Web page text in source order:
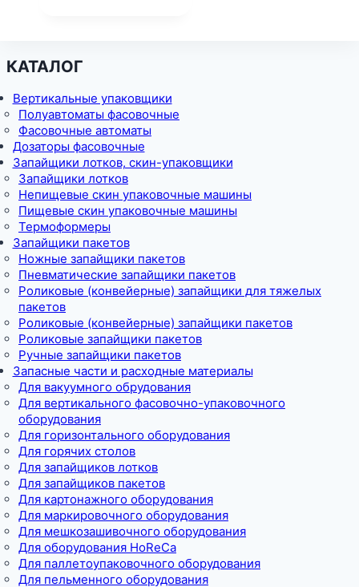
КАТАЛОГ
Вертикальные упаковщики
Полуавтоматы фасовочные
Фасовочные автоматы
Дозаторы фасовочные
Запайщики лотков, скин-упаковщики
Запайщики лотков
Непищевые скин упаковочные машины
Пищевые скин упаковочные машины
Термоформеры
Запайщики пакетов
Ножные запайщики пакетов
Пневматические запайщики пакетов
Роликовые (конвейерные) запайщики для тяжелых
пакетов
Роликовые (конвейерные) запайщики пакетов
Роликовые запайщики пакетов
Ручные запайщики пакетов
Запасные части и расходные материалы
Для вакуумного обрудования
Для вертикального фасовочно-упаковочного
оборудования
Для горизонтального оборудования
Для горячих столов
Для запайщиков лотков
Для запайщиков пакетов
Для картонажного оборудования
Для маркировочного оборудования
Для мешкозашивочного оборудования
Для оборудования HoReCa
Для паллетоупаковочного оборудования
Для пельменного оборудования